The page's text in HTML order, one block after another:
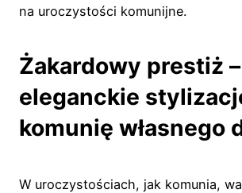
na uroczystości komunijne.
Żakardowy prestiż –
eleganckie
komunię własnego
W uroczystościach, jak komunia,